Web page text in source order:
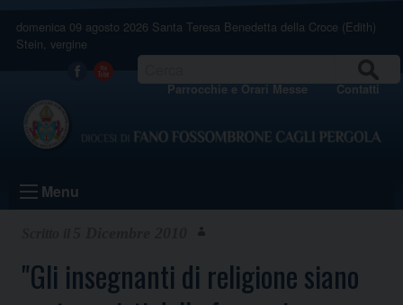
content
domenica 09 agosto 2026 Santa Teresa Benedetta della Croce (Edith)
Stein, vergine
Facebook
Youtube Parrocchie e Orari Messe Contatti
Menu
"Gli insegnanti di religione siano